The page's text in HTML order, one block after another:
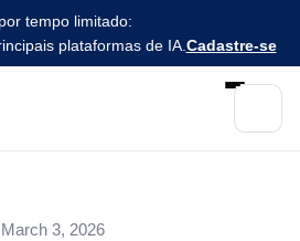
tempo limitado:
plataformas de IA. Cadastre-se
March 3, 2026